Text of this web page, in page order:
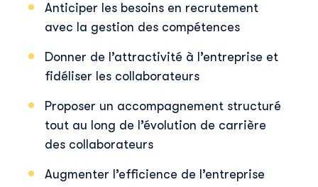
Anticiper les besoins en recrutement
avec la gestion des compétences
Donner de l’attractivité à l’entreprise et
fidéliser les collaborateurs
Proposer un accompagnement structuré
tout au long de l’évolution de carrière
des collaborateurs
Augmenter l’efficience de l’entreprise